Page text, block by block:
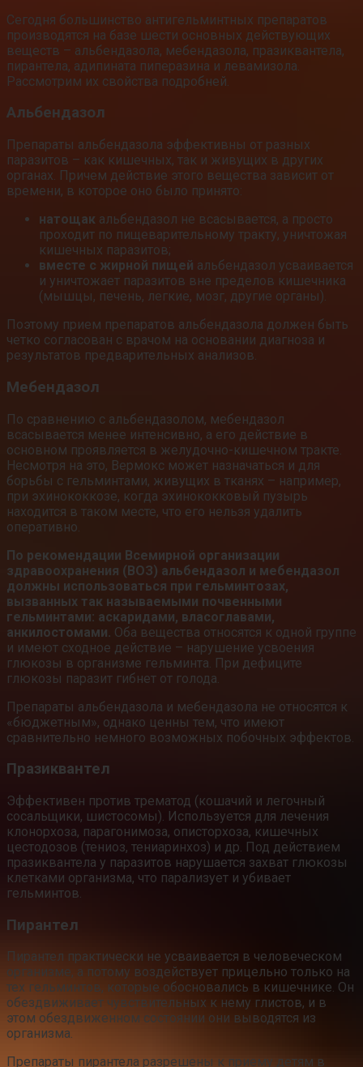
Сегодня большинство антигельминтных препаратов
производятся на базе шести основных действующих
веществ – альбендазола, мебендазола, празиквантела,
пирантела, адипината пиперазина и левамизола.
Рассмотрим их свойства подробней.
Альбендазол
Препараты альбендазола эффективны от разных
паразитов – как кишечных, так и живущих в других
органах. Причем действие этого вещества зависит от
времени, в которое оно было принято:
натощак альбендазол не всасывается, а просто
проходит по пищеварительному тракту, уничтожая
кишечных паразитов;
вместе с жирной пищей альбендазол усваивается
и уничтожает паразитов вне пределов кишечника
(мышцы, печень, легкие, мозг, другие органы).
Поэтому прием препаратов альбендазола должен быть
четко согласован с врачом на основании диагноза и
результатов предварительных анализов.
Мебендазол
По сравнению с альбендазолом, мебендазол
всасывается менее интенсивно, а его действие в
основном проявляется в желудочно-кишечном тракте.
Несмотря на это, Вермокс может назначаться и для
борьбы с гельминтами, живущих в тканях – например,
при эхинококкозе, когда эхинококковый пузырь
находится в таком месте, что его нельзя удалить
оперативно.
По рекомендации Всемирной организации
здравоохранения (ВОЗ) альбендазол и мебендазол
должны использоваться при гельминтозах,
вызванных так называемыми почвенными
гельминтами: аскаридами, власоглавами,
анкилостомами. Оба вещества относятся к одной группе
и имеют сходное действие – нарушение усвоения
глюкозы в организме гельминта. При дефиците
глюкозы паразит гибнет от голода.
Препараты альбендазола и мебендазола не относятся к
«бюджетным», однако ценны тем, что имеют
сравнительно немного возможных побочных эффектов.
Празиквантел
Эффективен против трематод (кошачий и легочный
сосальщики, шистосомы). Используется для лечения
клонорхоза, парагонимоза, описторхоза, кишечных
цестодозов (тениоз, тениаринхоз) и др. Под действием
празиквантела у паразитов нарушается захват глюкозы
клетками организма, что парализует и убивает
гельминтов.
Пирантел
Пирантел практически не усваивается в человеческом
организме, а потому воздействует прицельно только на
тех гельминтов, которые обосновались в кишечнике. Он
обездвиживает чувствительных к нему глистов, и в
этом обездвиженном состоянии они выводятся из
организма.
Препараты пирантела разрешены к приему детям в